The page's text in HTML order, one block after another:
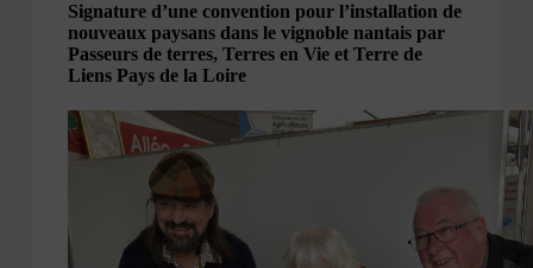
Signature d’une convention pour l’installation de
nouveaux paysans dans le vignoble nantais par
Passeurs de terres, Terres en Vie et Terre de
Liens Pays de la Loire